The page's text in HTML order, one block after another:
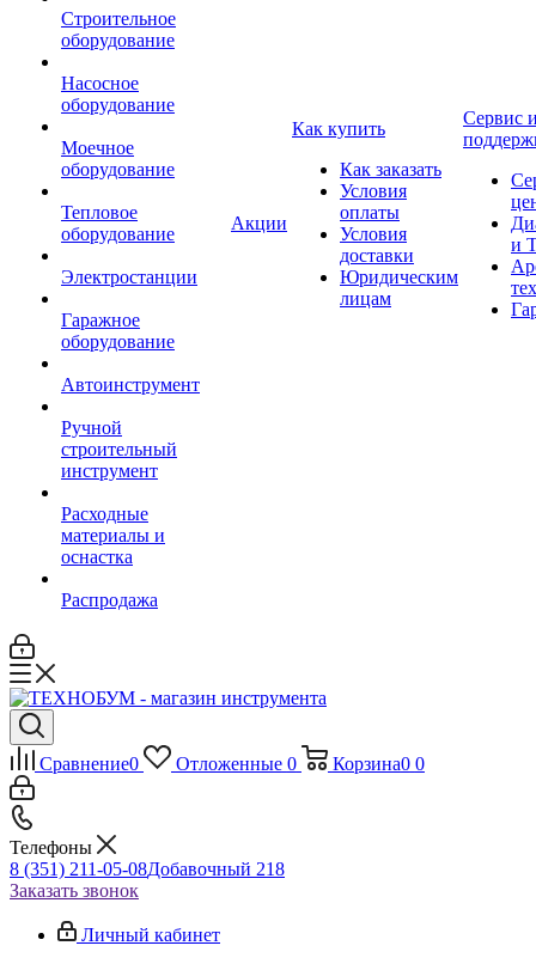
Строительное
оборудование
Насосное
оборудование
Моечное
оборудование
Тепловое
оборудование
Электростанции
Гаражное
оборудование
Автоинструмент
Ручной
строительный
инструмент
Расходные
материалы и
оснастка
Распродажа
Акции
Как купить
Как заказать
Условия
оплаты
Условия
доставки
Юридическим
лицам
Сервис
и
Сравнение0 Отложенные 0 Корзина0 0
Телефоны
8 (351) 211-05-08Добавочный 218
Заказать звонок
Личный кабинет